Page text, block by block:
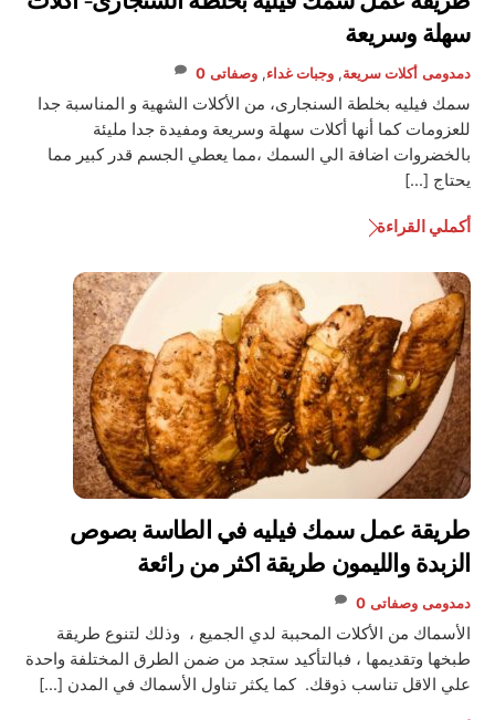
سهلة وسريعة
دمدومى أكلات سريعة,وجبات غداء,وصفاتى 0
سمك فيليه بخلطة السنجارى، من الأكلات الشهية و المناسبة جدا
للعزومات كما أنها أكلات سهلة وسريعة ومفيدة جدا مليئة
بالخضروات اضافة الي السمك ،مما يعطي الجسم قدر كبير مما
يحتاج […]
أكملي القراءة
طريقة عمل سمك فيليه في الطاسة بصوص
الزبدة والليمون طريقة اكثر من رائعة
دمدومى وصفاتى 0
الأسماك من الأكلات المحببة لدي الجميع ، وذلك لتنوع طريقة
طبخها وتقديمها ، فبالتأكيد ستجد من ضمن الطرق المختلفة واحدة
علي الاقل تناسب ذوقك. كما يكثر تناول الأسماك في المدن […]